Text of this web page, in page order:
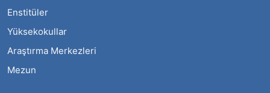
Enstitüler
Yüksekokullar
Araştırma Merkezleri
Mezun